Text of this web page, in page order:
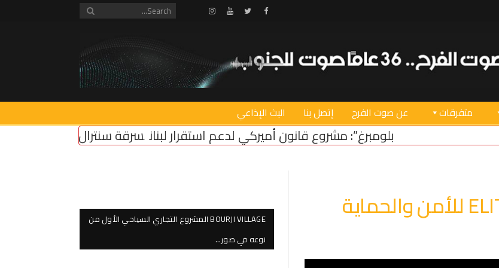
Facebook
Twitter
Youtube
Instagram
متفرقات عن صوت الفرح إتصل بنا البث الإذاعي
“بلومبرغ”: مشروع قانون أميركي لدعم استقرار لبنان سرقة سنترال زوق مكايل “روابط القطاع العام”:
BOURJI VILLAGE المشروع التجاري السياحي الأول من
نوعه في صور…